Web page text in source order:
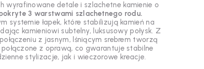
wyrafinowane detale i szlachetne kamienie o
3 warstwami szlachetnego rodu.
systemie łapek, które stabilizują kamień na
kamieniowi subtelny, luksusowy połysk. Z
z jasnym, lśniącym srebrem tworzą
z oprawą, co gwarantuje stabilne
stylizacje, jak i wieczorowe kreacje.